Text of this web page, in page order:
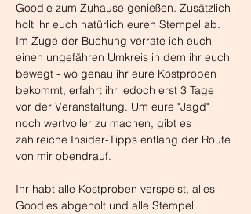
Goodie zum Zuhause genießen. Zusätzlich
holt ihr euch natürlich euren Stempel ab.
Im Zuge der Buchung verrate ich euch
einen ungefähren Umkreis in dem ihr euch
bewegt - wo genau ihr eure Kostproben
bekommt, erfahrt ihr jedoch erst 3 Tage
vor der Veranstaltung. Um eure "Jagd"
noch wertvoller zu machen, gibt es
zahlreiche Insider-Tipps entlang der Route
von mir obendrauf.
Ihr habt alle Kostproben verspeist, alles
Goodies abgeholt und alle Stempel